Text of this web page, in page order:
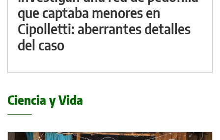
que captaba menores en
Cipolletti: aberrantes detalles
del caso
Ciencia y Vida